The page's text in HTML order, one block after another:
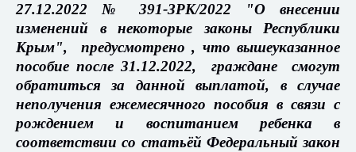
27.12.2022 № 391-ЗРК/2022 "О внесении
изменений в некоторые законы Республики
Крым", предусмотрено , что вышеуказанное
пособие после 31.12.2022, граждане смогут
обратиться за данной выплатой, в случае
неполучения ежемесячного пособия в связи с
рождением и воспитанием ребенка в
соответствии со статьёй Федеральный закон